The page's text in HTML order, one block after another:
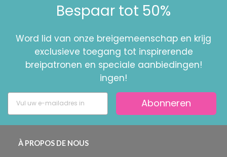
Bespaar tot 50%
Word lid van onze breigemeenschap en krijg
exclusieve toegang tot inspirerende
breipatronen en speciale aanbiedingen!
ingen!
Abonneren
À PROPOS DE NOUS